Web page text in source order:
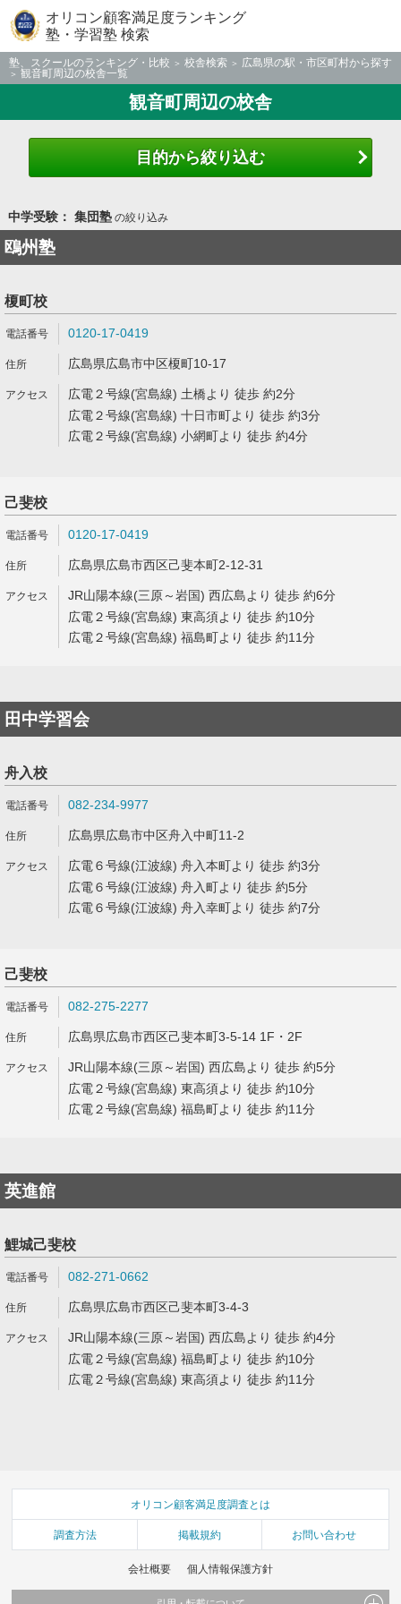
オリコン顧客満足度ランキング
塾・学習塾 検索
塾、スクールのランキング・比較 校舎検索
広島県の駅・市区町村から探す
観音町周辺の校舎一覧
観音町周辺の校舎
目的から絞り込む
中学受験： 集団塾の絞り込み
鴎州塾
榎町校
0120-17-0419
広島県広島市中区榎町10-17
広電２号線(宮島線) 土橋より 徒歩 約2分
広電２号線(宮島線) 十日市町より 徒歩 約3分
広電２号線(宮島線) 小網町より 徒歩 約4分
己斐校
0120-17-0419
広島県広島市西区己斐本町2-12-31
JR山陽本線(三原～岩国) 西広島より 徒歩 約6分
広電２号線(宮島線) 東高須より 徒歩 約10分
広電２号線(宮島線) 福島町より 徒歩 約11分
田中学習会
舟入校
082-234-9977
広島県広島市中区舟入中町11-2
広電６号線(江波線) 舟入本町より 徒歩 約3分
広電６号線(江波線) 舟入町より 徒歩 約5分
広電６号線(江波線) 舟入幸町より 徒歩 約7分
己斐校
082-275-2277
広島県広島市西区己斐本町3-5-14 1F・2F
JR山陽本線(三原～岩国) 西広島より 徒歩 約5分
広電２号線(宮島線) 東高須より 徒歩 約10分
広電２号線(宮島線) 福島町より 徒歩 約11分
英進館
鯉城己斐校
082-271-0662
広島県広島市西区己斐本町3-4-3
JR山陽本線(三原～岩国) 西広島より 徒歩 約4分
広電２号線(宮島線) 福島町より 徒歩 約10分
広電２号線(宮島線) 東高須より 徒歩 約11分
オリコン顧客満足度調査とは
調査方法 掲載規約 お問い合わせ
会社概要 個人情報保護方針